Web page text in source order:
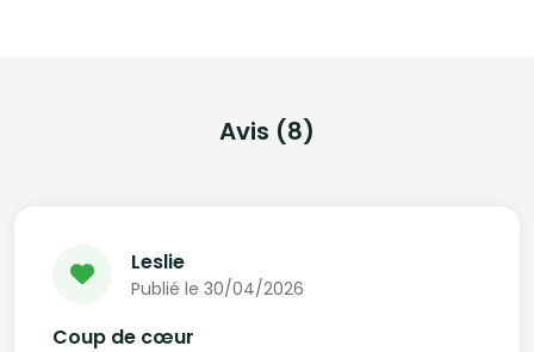
Avis (8)
Leslie
Publié le 30/04/2026
Coup de cœur